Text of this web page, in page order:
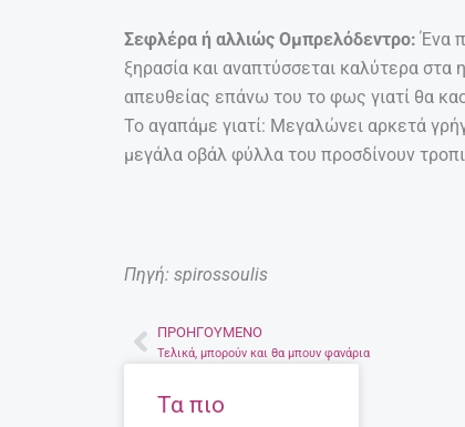
Σεφλέρα ή αλλιώς Ομπρελόδεντρο: Ένα
ξηρασία και αναπτύσσεται καλύτερα
απευθείας επάνω του το φως γιατί θα
Το αγαπάμε γιατί: Μεγαλώνει αρκετά
μεγάλα οβάλ φύλλα του προσδίνουν
Πηγή: spirossoulis
Prev
ΠΡΟΗΓΟΎΜΕΝΟ
Τελικά, μπορούν και θα μπουν φανάρια
Τα πιο